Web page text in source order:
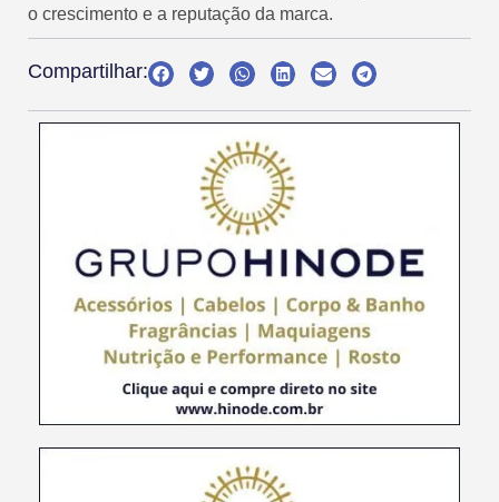
o crescimento e a reputação da marca.
Compartilhar: